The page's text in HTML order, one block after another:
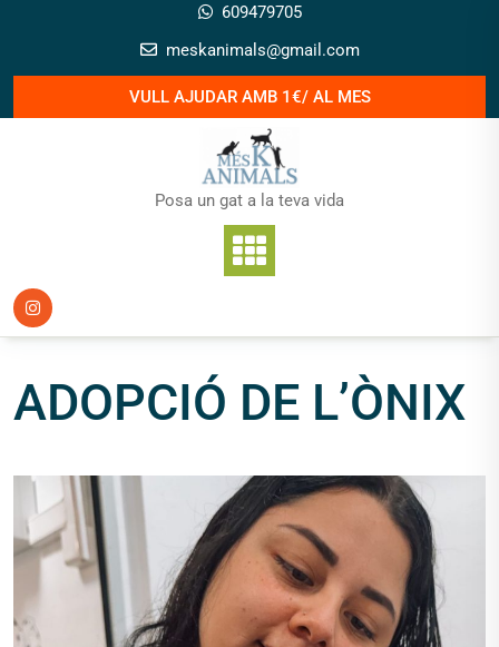
609479705
meskanimals@gmail.com
VULL AJUDAR AMB 1€/ AL MES
Posa un gat a la teva vida
ADOPCIÓ DE L’ÒNIX